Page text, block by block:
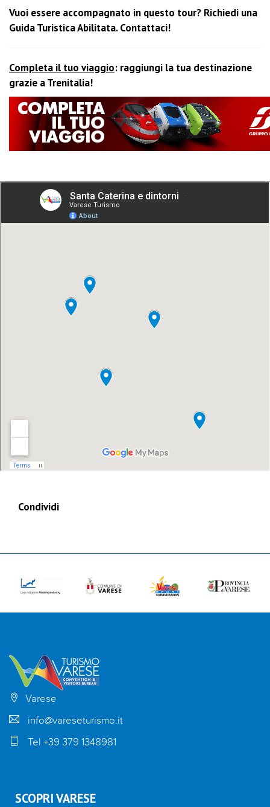
Vuoi essere accompagnato in questo tour? Richiedi una
Guida Turistica Abilitata. Contattaci!
Completa il tuo viaggio: raggiungi la tua destinazione
grazie a Trenitalia!
Condividi
Varese
info@vareseturismo.it
Tel +39 379 1348981
SCOPRI VARESE